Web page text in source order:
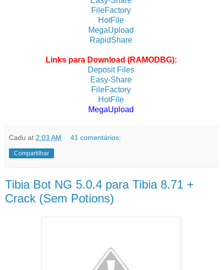
FileFactory
HotFile
MegaUpload
RapidShare
Links para Download (RAMODBG):
Deposit Files
Easy-Share
FileFactory
HotFile
MegaUpload
Cadu at 2:03 AM 41 comentários:
Compartilhar
Tibia Bot NG 5.0.4 para Tibia 8.71 +
Crack (Sem Potions)